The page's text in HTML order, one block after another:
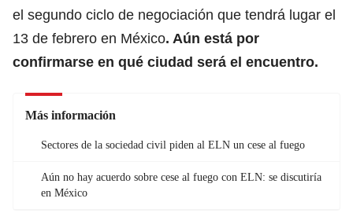
el segundo ciclo de negociación que tendrá lugar el
13 de febrero en México. Aún está por
confirmarse en qué ciudad será el encuentro.
Más información
Sectores de la sociedad civil piden al ELN un cese al fuego
Aún no hay acuerdo sobre cese al fuego con ELN: se discutiría
en México